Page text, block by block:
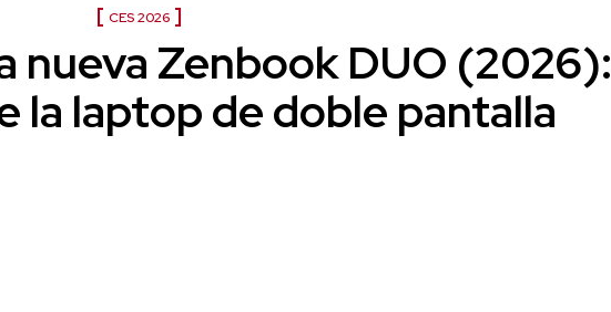
CES 2026
nueva Zenbook DUO (2026):
la laptop de doble pantalla